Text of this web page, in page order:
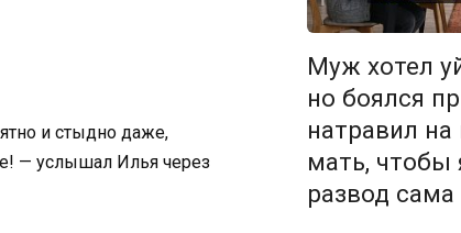
и стыдно даже,
— услышал Илья через
Муж хотел
но боялся
натравил
мать, чтобы
развод сама